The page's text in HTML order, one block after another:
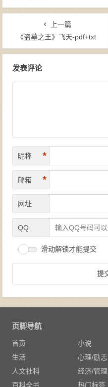
上一篇
《盗墓之王》飞天-pdf+txt
发表评论
昵称 *
邮箱 *
网址
QQ
滑动解锁才能提交
页脚导航
首页 小说
生活
心理/励志
人文社科
经济/管理
百科全书
热门标签